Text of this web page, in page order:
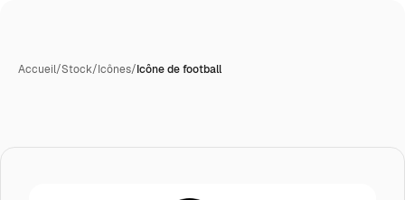
Accueil/Stock/Icônes/Icône de football